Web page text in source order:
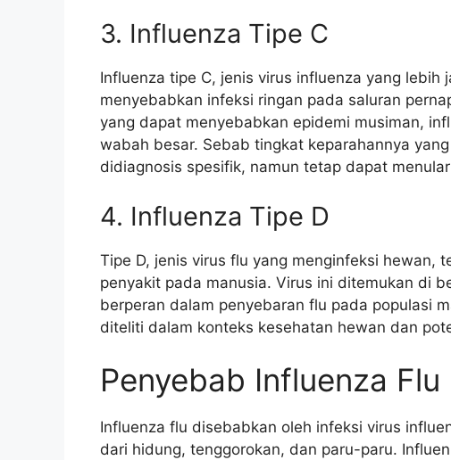
3. Influenza Tipe C
Influenza tipe C, jenis virus influenza yang lebih
menyebabkan infeksi ringan pada saluran
yang dapat menyebabkan epidemi musiman,
wabah besar. Sebab tingkat keparahannya
didiagnosis spesifik, namun tetap dapat
4. Influenza Tipe D
Tipe D, jenis virus flu yang menginfeksi hewan,
penyakit pada manusia. Virus ini ditemukan di
berperan dalam penyebaran flu pada populasi
diteliti dalam konteks kesehatan hewan dan
Penyebab Influenza Flu
Influenza flu disebabkan oleh infeksi virus
dari hidung, tenggorokan, dan paru-paru.